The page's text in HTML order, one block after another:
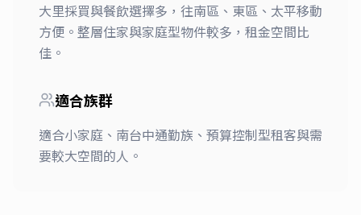
大里採買與餐飲選擇多，往南區、東區、太平移動
方便。整層住家與家庭型物件較多，租金空間比
佳。
適合族群
適合小家庭、南台中通勤族、預算控制型租客與需
要較大空間的人。